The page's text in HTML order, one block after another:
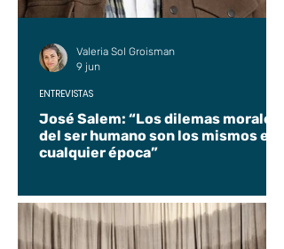
José Salem: “Los dilemas morales
del ser humano son los mismos en
cualquier época”
ENTREVISTAS
Valeria Sol Groisman
9 jun